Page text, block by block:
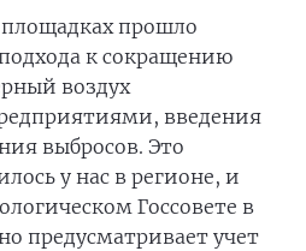
прошло
к сокращению
воздух
введения
выбросов. Это
у нас в регионе, и
Госсовете в
предусматривает учет